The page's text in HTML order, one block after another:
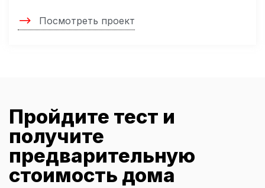
Посмотреть проект
Пройдите тест и
получите
предварительную
стоимость дома